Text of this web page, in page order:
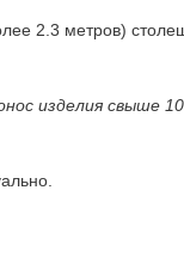
2.3 метров)
изделия